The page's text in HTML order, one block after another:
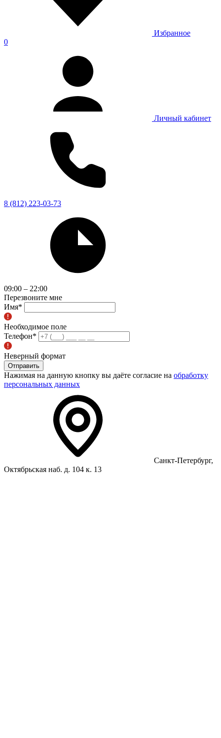
Избранное
0
Личный кабинет
8 (812) 223-03-73
09:00 – 22:00
Перезвоните мне
Имя*
Необходимое поле
Телефон*
Неверный формат
Отправить
Нажимая на данную кнопку вы даёте согласие на обработку
персональных данных
Санкт-Петербург,
Октябрьская наб. д. 104 к. 13